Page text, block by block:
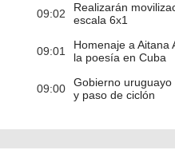
09:02
Realizarán
escala 6x1
09:01
Homenaje a Aitana
la poesía en Cuba
09:00
Gobierno
y paso de ciclón